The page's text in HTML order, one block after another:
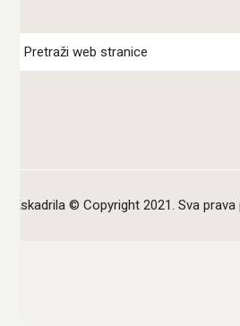
for:
Eskadrila © Copyright 2021. Sva prava